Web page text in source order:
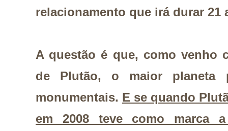
relacionamento que irá durar
A questão é que, como venho
de Plutão, o maior planeta
monumentais. E se quando
em 2008 teve como marca